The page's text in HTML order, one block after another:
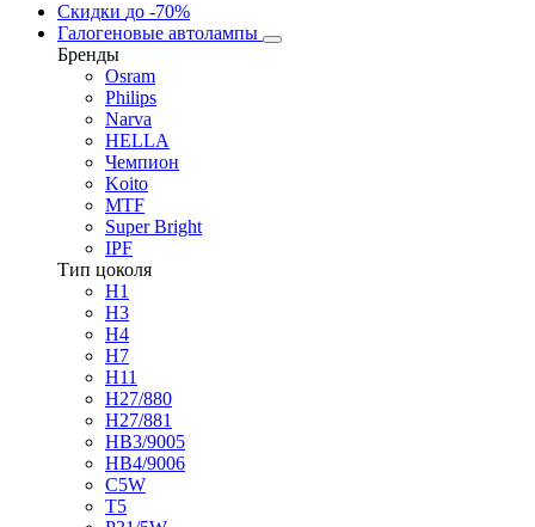
Скидки до -70%
Галогеновые автолампы
Бренды
Osram
Philips
Narva
HELLA
Чемпион
Koito
MTF
Super Bright
IPF
Тип цоколя
H1
H3
H4
H7
H11
H27/880
H27/881
HB3/9005
HB4/9006
C5W
T5